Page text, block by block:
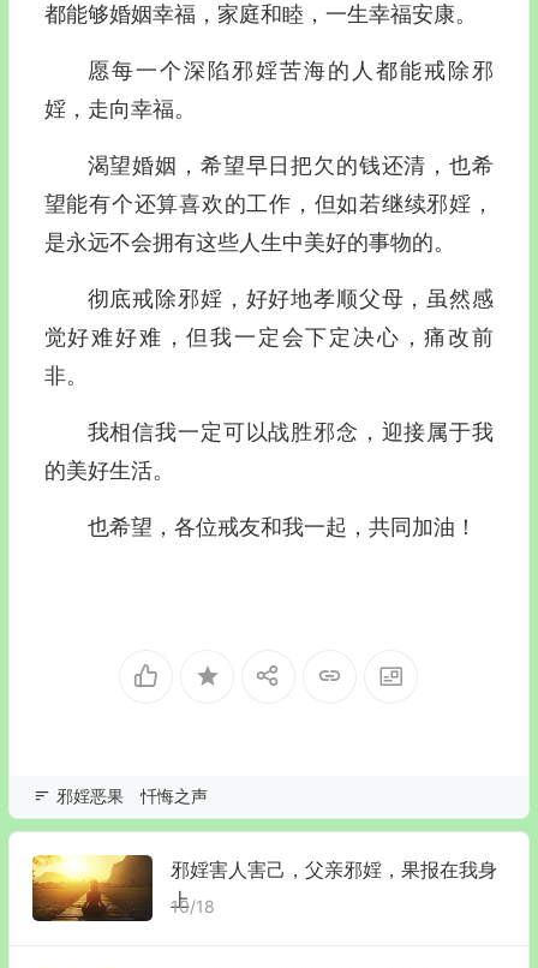
都能够婚姻幸福，家庭和睦，一生幸福安康。
愿每一个深陷邪婬苦海的人都能戒除邪
婬，走向幸福。
渴望婚姻，希望早日把欠的钱还清，也希
望能有个还算喜欢的工作，但如若继续邪婬，
是永远不会拥有这些人生中美好的事物的。
彻底戒除邪婬，好好地孝顺父母，虽然感
觉好难好难，但我一定会下定决心，痛改前
非。
我相信我一定可以战胜邪念，迎接属于我
的美好生活。
也希望，各位戒友和我一起，共同加油！
邪婬恶果 忏悔之声
邪婬害人害己，父亲邪婬，果报在我身
上
10/18